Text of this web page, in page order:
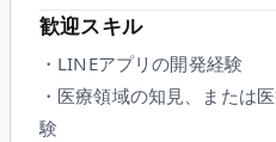
歓迎スキル
・LINEアプリの開発経験
・医療領域の知見、または
験